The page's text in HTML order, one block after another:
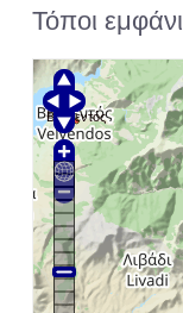
Τόποι
Βελβεντός